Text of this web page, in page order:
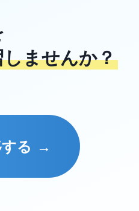
ませんか？
る →